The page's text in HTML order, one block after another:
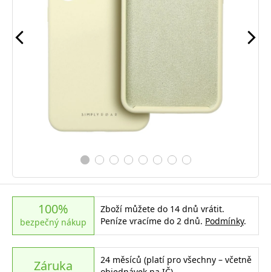
100%
bezpečný nákup
Zboží můžete do 14 dnů vrátit.
Peníze vracíme do 2 dnů. Podmínky.
Záruka
24 měsíců (platí pro všechny – včetně